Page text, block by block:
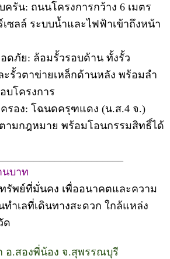
รัน: ถนนโครงการกว้าง 6 เมตร
ซลล์ ระบบน้ำและไฟฟ้าเข้าถึงหน้า
ดภัย: ล้อมรั้วรอบด้าน ทั้งรั้ว
รั้วตาข่ายเหล็กด้านหลัง พร้อมลำ
บโครงการ
รอง: โฉนดครุฑแดง (น.ส.4 จ.)
ามกฎหมาย พร้อมโอนกรรมสิทธิ์ได้
นบาท
รัพย์ที่มั่นคง เพื่ออนาคตและความ
ำเลที่เดินทางสะดวก ใกล้แหล่ง
ด
อ.สองพี่น้อง จ.สุพรรณบุรี